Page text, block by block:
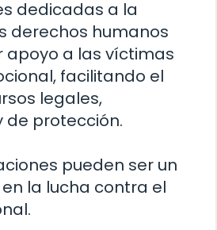
dedicadas a la
derechos humanos
apoyo a las víctimas
facilitando el
legales,
de protección.
pueden ser un
la lucha contra el